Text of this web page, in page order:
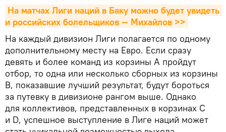
На матчах Лиги наций в Баку можно будет увидеть
и российских болельщиков — Михайлов >>
На каждый дивизион Лиги полагается по одному
дополнительному месту на Евро. Если сразу
девять и более команд из корзины А пройдут
отбор, то одна или несколько сборных из корзины
В, показавшие лучший результат, будут бороться
за путевку в дивизионе рангом выше. Однако
для коллективов, представленных в корзинах С
и D, успешное выступление в Лиге наций может